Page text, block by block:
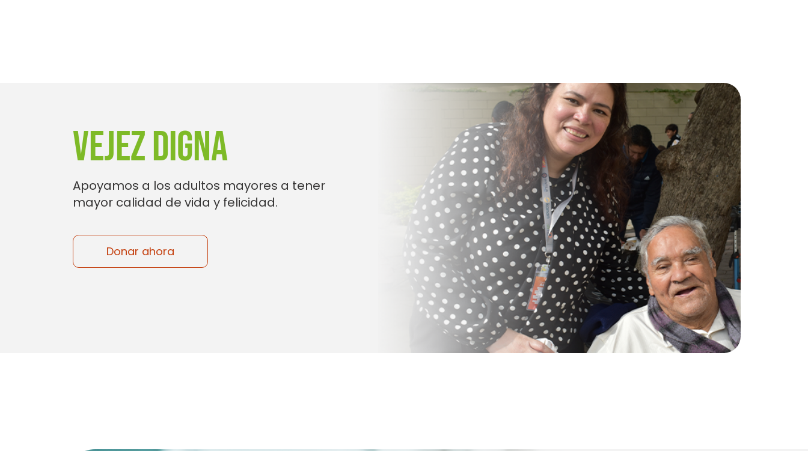
VEJEZ DIGNA
Apoyamos a los adultos mayores a tener
mayor calidad de vida y felicidad.
Donar ahora